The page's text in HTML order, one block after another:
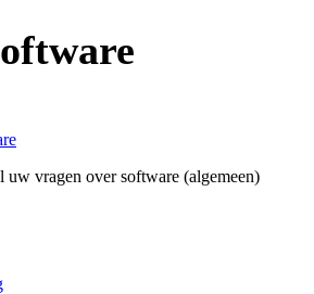
uw vragen over software (algemeen)